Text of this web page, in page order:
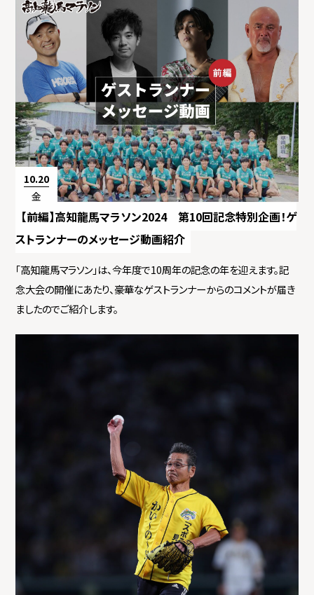
10.20
金
【前編】高知龍馬マラソン2024 第10回記念特別企画！ゲ
ストランナーのメッセージ動画紹介
「高知龍馬マラソン」は、今年度で10周年の記念の年を迎えます。記
念大会の開催にあたり、豪華なゲストランナーからのコメントが届き
ましたのでご紹介します。